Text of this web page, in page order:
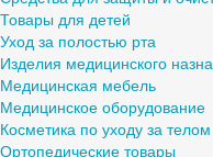
Товары для детей
Уход за полостью рта
Изделия медицинского
Медицинская мебель
Медицинское оборудование
Косметика по уходу за телом
Ортопедические товары